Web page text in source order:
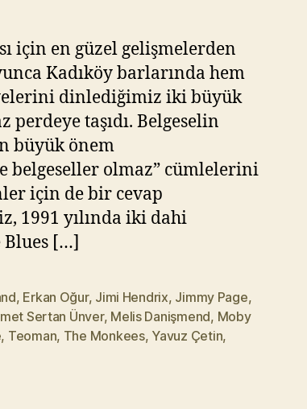
ıl
a
z
için en güzel gelişmelerden
Kadıköy barlarında hem
dinlediğimiz iki büyük
perdeye taşıdı. Belgeselin
büyük önem
belgeseller olmaz” cümlelerini
için de bir cevap
1991 yılında iki dahi
[…]
, Erkan Oğur, Jimi Hendrix, Jimmy Page,
Sertan Ünver, Melis Danişmend, Moby
, Teoman, The Monkees, Yavuz Çetin,